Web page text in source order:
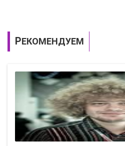
РЕКОМЕНДУЕМ